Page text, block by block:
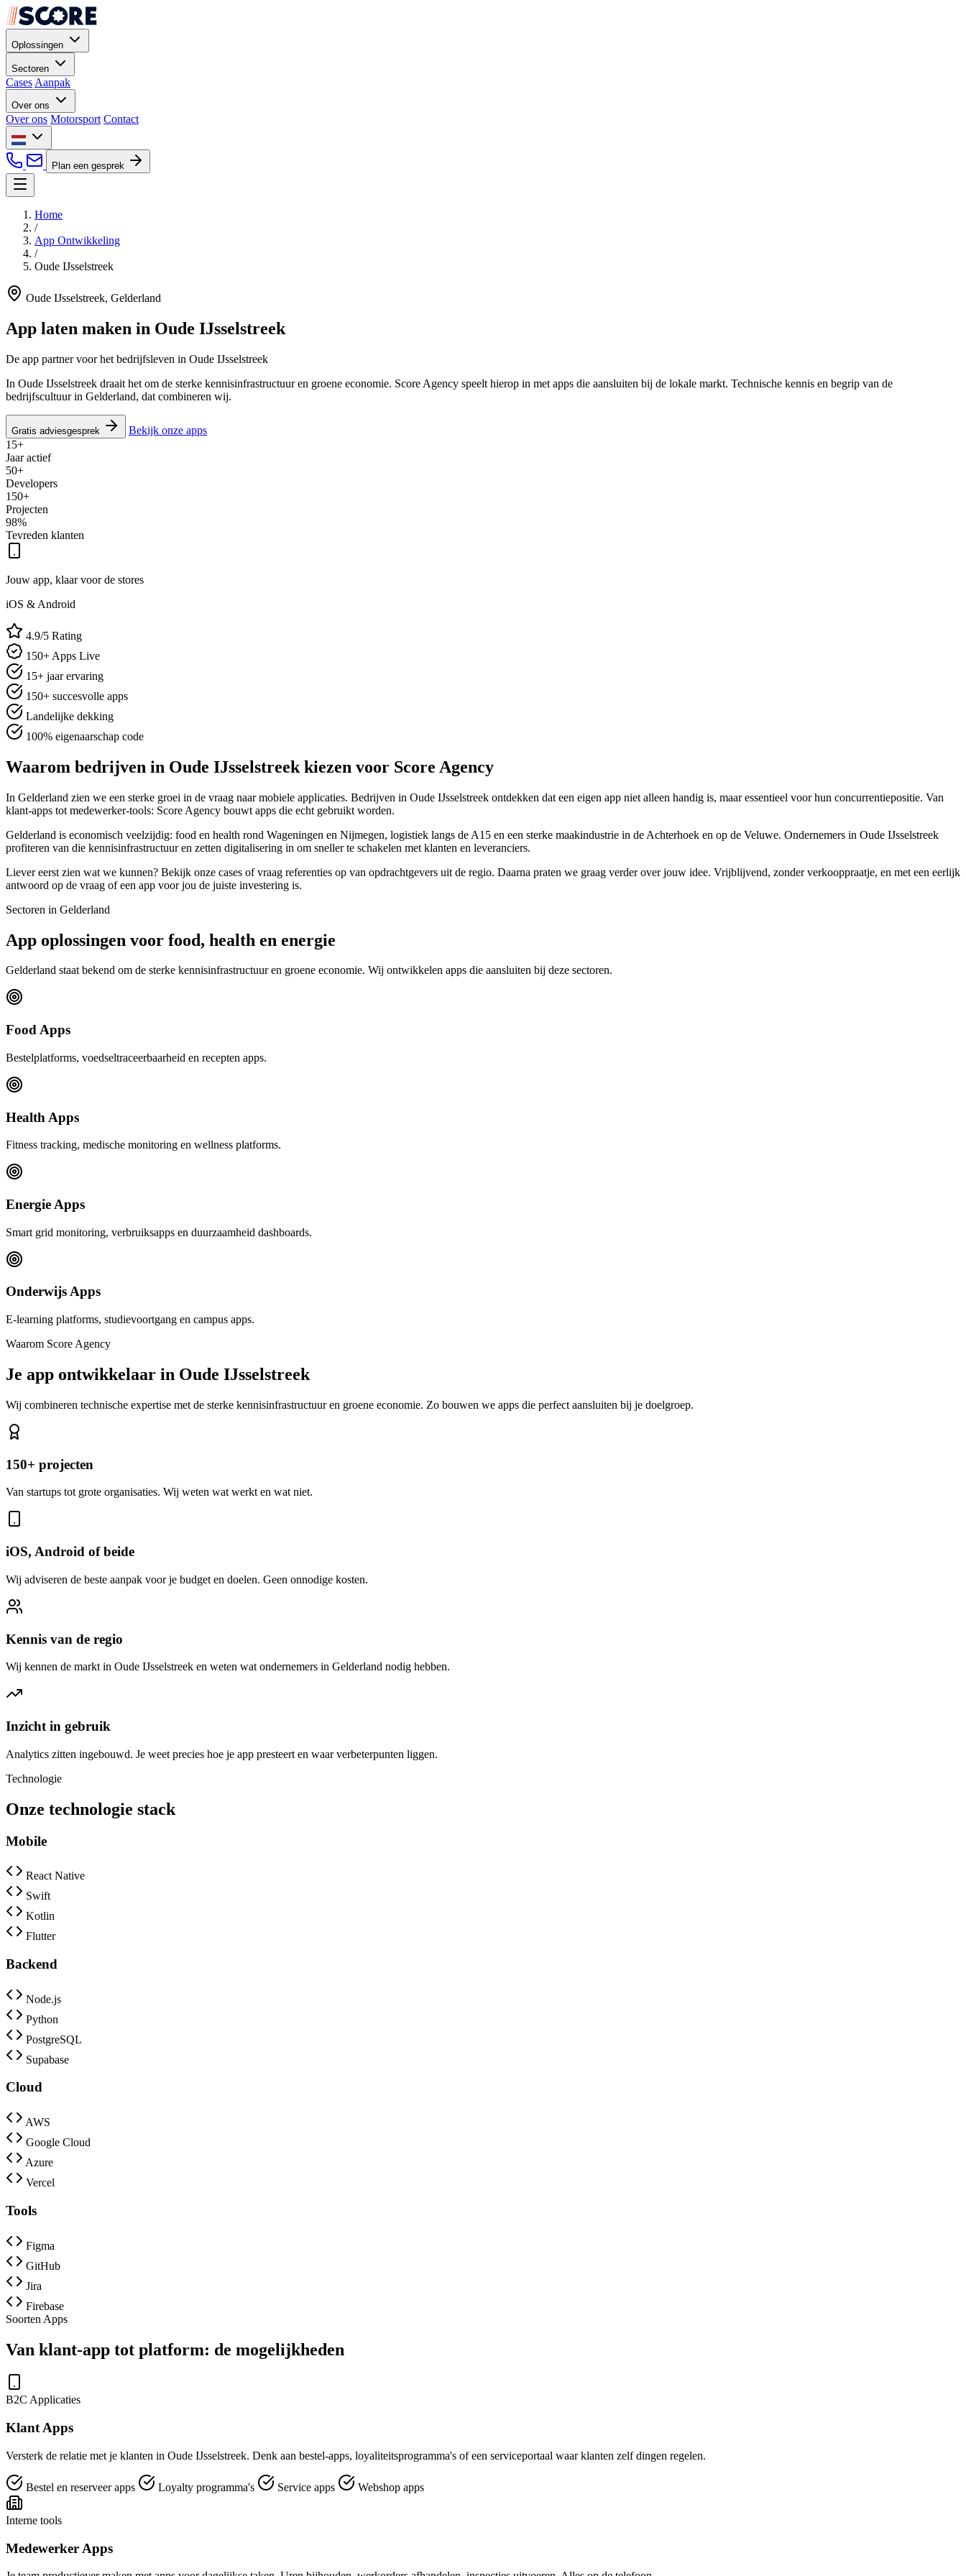
Oplossingen
Sectoren
Cases Aanpak
Over ons
Over ons Motorsport Contact
Plan een gesprek
Home
/
App Ontwikkeling
/
Oude IJsselstreek
Oude IJsselstreek, Gelderland
App laten maken in Oude IJsselstreek
De app partner voor het bedrijfsleven in Oude IJsselstreek
In Oude IJsselstreek draait het om de sterke kennisinfrastructuur en groene economie. Score Agency speelt hierop in met apps die aansluiten bij de lokale markt. Technische kennis en begrip van de
bedrijfscultuur in Gelderland, dat combineren wij.
Gratis adviesgesprek
Bekijk onze apps
15+
Jaar actief
50+
Developers
150+
Projecten
98%
Tevreden klanten
Jouw app, klaar voor de stores
iOS & Android
4.9/5 Rating
150+ Apps Live
15+ jaar ervaring
150+ succesvolle apps
Landelijke dekking
100% eigenaarschap code
Waarom bedrijven in Oude IJsselstreek kiezen voor Score Agency
In Gelderland zien we een sterke groei in de vraag naar mobiele applicaties. Bedrijven in Oude IJsselstreek ontdekken dat een eigen app niet alleen handig is, maar essentieel voor hun concurrentiepositie. Van
klant-apps tot medewerker-tools: Score Agency bouwt apps die echt gebruikt worden.
Gelderland is economisch veelzijdig: food en health rond Wageningen en Nijmegen, logistiek langs de A15 en een sterke maakindustrie in de Achterhoek en op de Veluwe. Ondernemers in Oude IJsselstreek
profiteren van die kennisinfrastructuur en zetten digitalisering in om sneller te schakelen met klanten en leveranciers.
Liever eerst zien wat we kunnen? Bekijk onze cases of vraag referenties op van opdrachtgevers uit de regio. Daarna praten we graag verder over jouw idee. Vrijblijvend, zonder verkooppraatje, en met een eerlijk
antwoord op de vraag of een app voor jou de juiste investering is.
Sectoren in Gelderland
App oplossingen voor food, health en energie
Gelderland staat bekend om de sterke kennisinfrastructuur en groene economie. Wij ontwikkelen apps die aansluiten bij deze sectoren.
Food Apps
Bestelplatforms, voedseltraceerbaarheid en recepten apps.
Health Apps
Fitness tracking, medische monitoring en wellness platforms.
Energie Apps
Smart grid monitoring, verbruiksapps en duurzaamheid dashboards.
Onderwijs Apps
E-learning platforms, studievoortgang en campus apps.
Waarom Score Agency
Je app ontwikkelaar in Oude IJsselstreek
Wij combineren technische expertise met de sterke kennisinfrastructuur en groene economie. Zo bouwen we apps die perfect aansluiten bij je doelgroep.
150+ projecten
Van startups tot grote organisaties. Wij weten wat werkt en wat niet.
iOS, Android of beide
Wij adviseren de beste aanpak voor je budget en doelen. Geen onnodige kosten.
Kennis van de regio
Wij kennen de markt in Oude IJsselstreek en weten wat ondernemers in Gelderland nodig hebben.
Inzicht in gebruik
Analytics zitten ingebouwd. Je weet precies hoe je app presteert en waar verbeterpunten liggen.
Technologie
Onze technologie stack
Mobile
React Native
Swift
Kotlin
Flutter
Backend
Node.js
Python
PostgreSQL
Supabase
Cloud
AWS
Google Cloud
Azure
Vercel
Tools
Figma
GitHub
Jira
Firebase
Soorten Apps
Van klant-app tot platform: de mogelijkheden
B2C Applicaties
Klant Apps
Versterk de relatie met je klanten in Oude IJsselstreek. Denk aan bestel-apps, loyaliteitsprogramma's of een serviceportaal waar klanten zelf dingen regelen.
Bestel en reserveer apps Loyalty programma's Service apps Webshop apps
Interne tools
Medewerker Apps